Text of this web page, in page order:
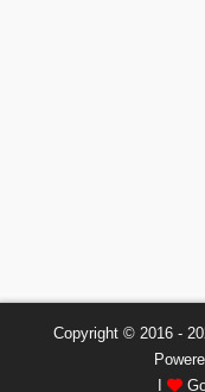
Copyright © 2016 -